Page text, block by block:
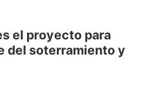
el proyecto para
del soterramiento y